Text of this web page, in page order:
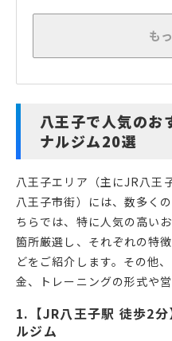
も
八王子で人気のお
ナルジム20選
八王子エリア（主にJR八王
八王子市街）には、数多く
ちらでは、特に人気の高い
箇所厳選し、それぞれの特
どをご紹介します。その他
金、トレーニングの形式や
1.【JR八王子駅 徒歩2
ルジム